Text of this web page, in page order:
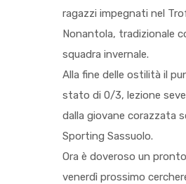
ragazzi impegnati nel
Nonantola, tradizionale
squadra invernale.
Alla fine delle ostilità il
stato di 0/3, lezione
dalla giovane corazzata
Sporting Sassuolo.
Ora è doveroso un
venerdì prossimo